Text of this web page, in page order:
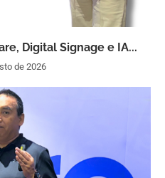
Digital Signage e IA...
de 2026